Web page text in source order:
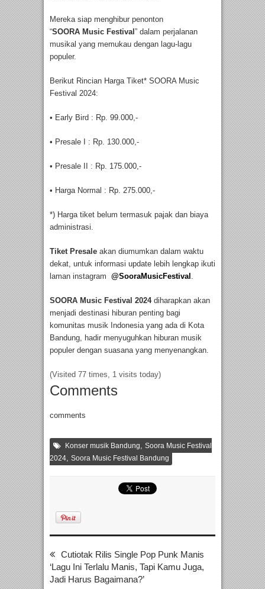
Mereka siap menghibur penonton
“SOORA Music Festival” dalam perjalanan
musikal yang memukau dengan lagu-lagu
populer.
Berikut Rincian Harga Tiket* SOORA Music
Festival 2024:
• Early Bird : Rp. 99.000,-
• Presale I : Rp. 130.000,-
• Presale II : Rp. 175.000,-
• Harga Normal : Rp. 275.000,-
*) Harga tiket belum termasuk pajak dan biaya
administrasi.
Tiket Presale akan diumumkan dalam waktu
dekat, untuk informasi update lebih lengkap ikuti
laman instagram @SooraMusicFestival
SOORA Music Festival 2024diharapkan akan
menjadi destinasi hiburan penting bagi
komunitas musik Indonesia yang ada di Kota
Bandung, hadir menyuguhkan hiburan musik
populer dengan suasana yang menyenangkan.
(Visited 77 times, 1 visits today)
Comments
comments
Konser musik Bandung
Soora Music Festival
2024 Soora Music Festival Bandung
Cutiotak Rilis Single Pop Punk Manis
‘Lagu Ini Terlalu Manis, Tapi Kamu Juga,
Jadi Harus Bagaimana?’